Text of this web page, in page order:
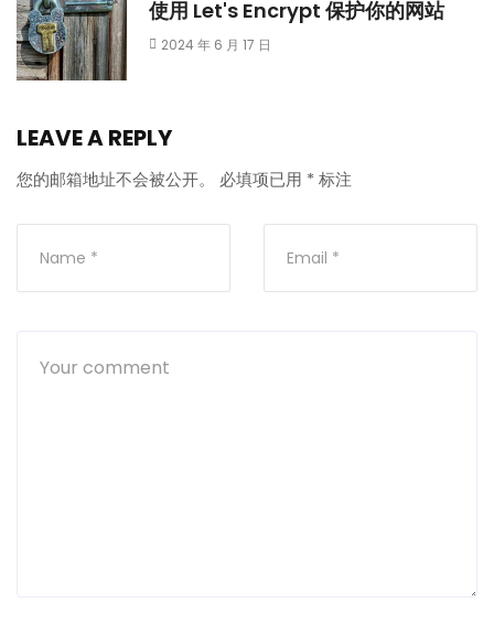
使用 Let's Encrypt 保护你的网站
2024 年 6 月 17 日
LEAVE A REPLY
您的邮箱地址不会被公开。 必填项已用 * 标注